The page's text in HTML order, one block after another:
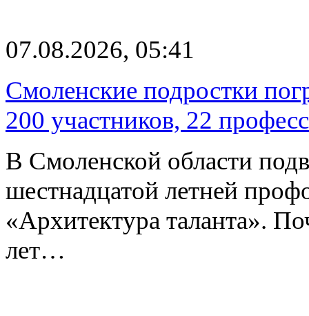
07.08.2026, 05:41
Смоленские подростки
200 участников, 22
В Смоленской области
шестнадцатой летней
«Архитектура таланта».
лет…